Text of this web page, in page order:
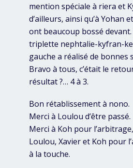
mention spéciale à riera et
d’ailleurs, ainsi qu’à Yohan
ont beaucoup bossé devant.
triplette nephtalie-kyfran-
gauche a réalisé de bonnes
Bravo à tous, c’était le
résultat ?… 4 à 3.
Bon rétablissement à nono.
Merci à Loulou d’être passé.
Merci à Koh pour
Loulou, Xavier et Koh pour
à la touche.